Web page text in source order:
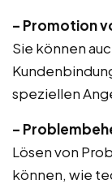
– Promotion
Sie können
speziellen
–
Lösen von
können, wie